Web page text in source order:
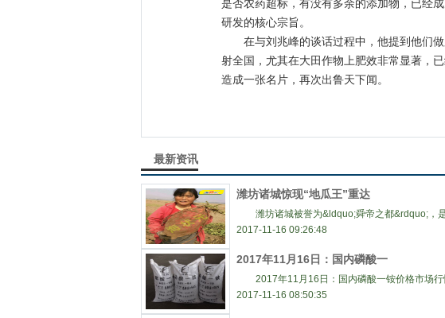
是否农药超标，有没有多余的添加物，已经
研发的核心宗旨。
在与刘兆峰的谈话过程中，他提到他们做
射全国，尤其在大田作物上肥效非常显著，
造成一张名片，再次出鲁天下闻。
最新资讯
潍坊诸城惊现“地瓜王”重达
潍坊诸城被誉为&ldquo;舜帝之都&rdquo;，
2017-11-16 09:26:48
2017年11月16日：国内磷酸一
2017年11月16日：国内磷酸一铵价格市场行
2017-11-16 08:50:35